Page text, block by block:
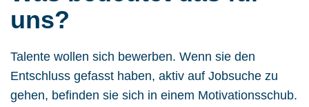
uns?
Talente wollen sich bewerben. Wenn sie den
Entschluss gefasst haben, aktiv auf Jobsuche zu
gehen, befinden sie sich in einem Motivationsschub.